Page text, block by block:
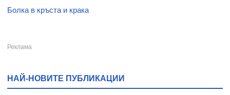
Болка в кръста и крака
НАЙ-НОВИТЕ ПУБЛИКАЦИИ